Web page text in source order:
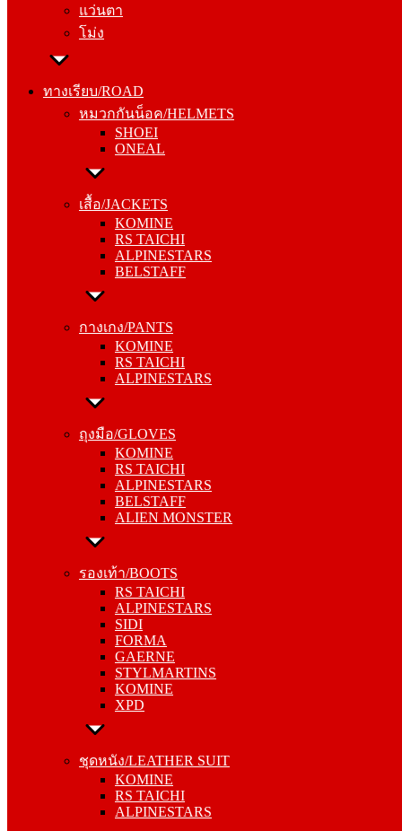
แว่นตา
โม่ง
ทางเรียบ/ROAD
หมวกกันน็อค/HELMETS
SHOEI
ONEAL
เสื้อ/JACKETS
KOMINE
RS TAICHI
ALPINESTARS
BELSTAFF
กางเกง/PANTS
KOMINE
RS TAICHI
ALPINESTARS
ถุงมือ/GLOVES
KOMINE
RS TAICHI
ALPINESTARS
BELSTAFF
ALIEN MONSTER
รองเท้า/BOOTS
RS TAICHI
ALPINESTARS
SIDI
FORMA
GAERNE
STYLMARTINS
KOMINE
XPD
ชุดหนัง/LEATHER SUIT
KOMINE
RS TAICHI
ALPINESTARS
ทางเรียบ/ROAD
หมวกกันน็อค/HELMETS
SHOEI
ONEAL
เสื้อ/JACKETS
RS TAICHI
ALPINESTARS
BELSTAFF
กางเกง/PANTS
RS TAICHI
ALPINESTARS
ถุงมือ/GLOVES
RS TAICHI
ALPINESTARS
BELSTAFF
ALIEN MONSTER
รองเท้า/BOOTS
ALPINESTARS
SIDI
FORMA
GAERNE
STYLMARTINS
KOMINE
XPD
ชุดหนัง/LEATHER SUIT
RS TAICHI
ALPINESTARS